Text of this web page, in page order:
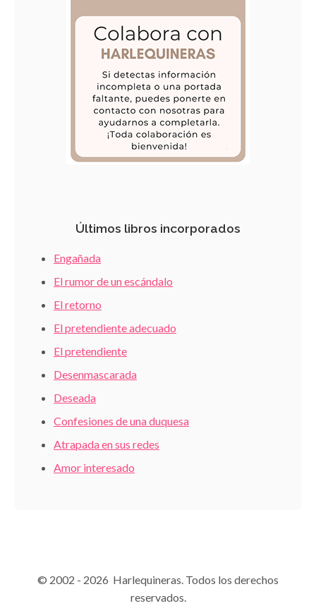
Últimos libros incorporados
Engañada
El rumor de un escándalo
El retorno
El pretendiente adecuado
El pretendiente
Desenmascarada
Deseada
Confesiones de una duquesa
Atrapada en sus redes
Amor interesado
© 2002 - 2026 Harlequineras. Todos los derechos
reservados.